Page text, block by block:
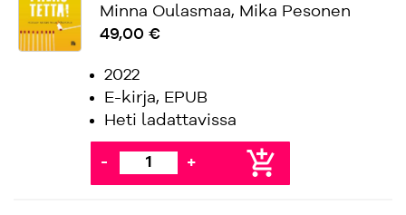
Minna Oulasmaa, Mika Pesonen
49,00 €
2022
E-kirja, EPUB
Heti ladattavissa
- + add_shopping_cart